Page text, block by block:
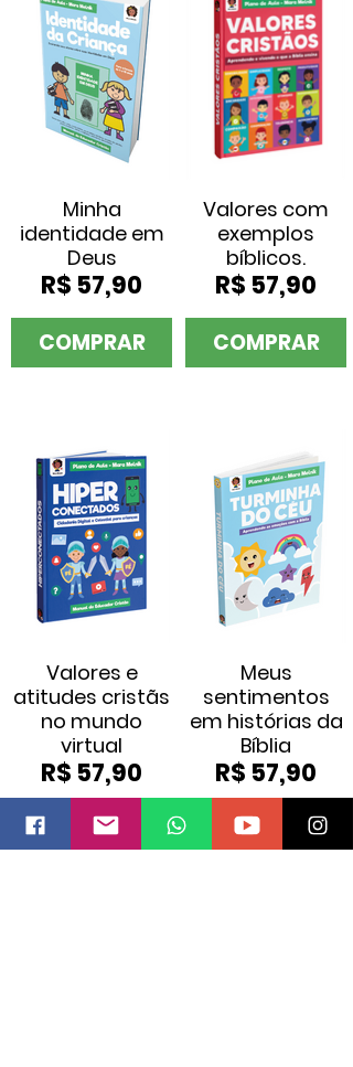
Minha
identidade em
Deus
R$ 57,90
COMPRAR
Valores com
exemplos
bíblicos.
R$ 57,90
COMPRAR
Valores e
atitudes cristãs
no mundo
virtual
R$ 57,90
COMPRAR
Meus
sentimentos
em histórias da
Bíblia
R$ 57,90
COMPRAR